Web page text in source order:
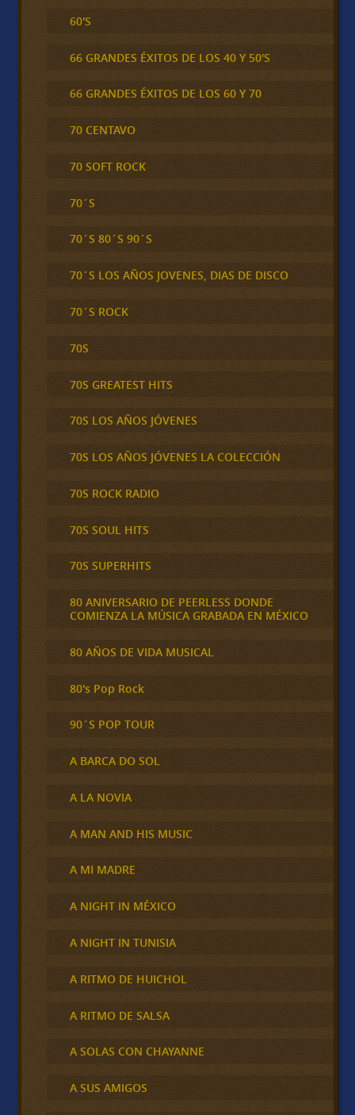
60'S
66 GRANDES ÉXITOS DE LOS 40 Y 50'S
66 GRANDES ÉXITOS DE LOS 60 Y 70
70 CENTAVO
70 SOFT ROCK
70´S
70´S 80´S 90´S
70´S LOS AÑOS JOVENES, DIAS DE DISCO
70´S ROCK
70S
70S GREATEST HITS
70S LOS AÑOS JÓVENES
70S LOS AÑOS JÓVENES LA COLECCIÓN
70S ROCK RADIO
70S SOUL HITS
70S SUPERHITS
80 ANIVERSARIO DE PEERLESS DONDE
COMIENZA LA MÚSICA GRABADA EN MÉXICO
80 AÑOS DE VIDA MUSICAL
80's Pop Rock
90´S POP TOUR
A BARCA DO SOL
A LA NOVIA
A MAN AND HIS MUSIC
A MI MADRE
A NIGHT IN MÉXICO
A NIGHT IN TUNISIA
A RITMO DE HUICHOL
A RITMO DE SALSA
A SOLAS CON CHAYANNE
A SUS AMIGOS